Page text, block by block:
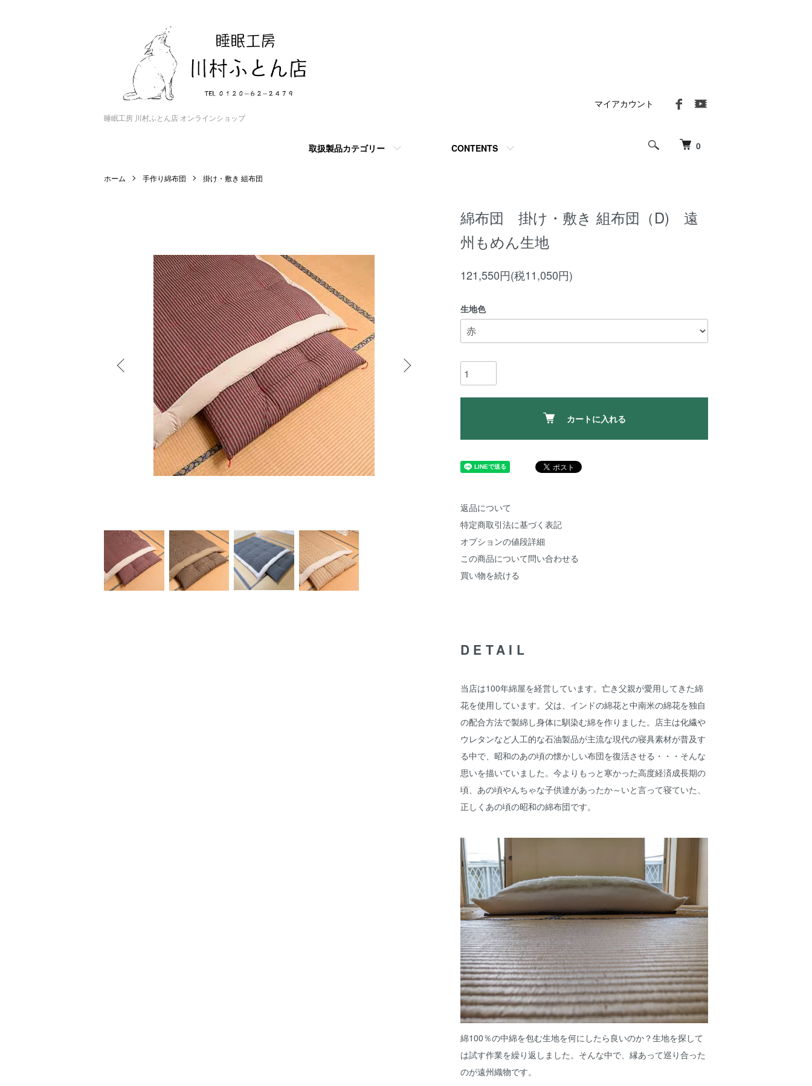
睡眠工房 川村ふとん店 オンラインショップ
0
取扱製品カテゴリー CONTENTS
マイアカウント
ホーム 手作り綿布団 掛け・敷き 組布団
綿布団 掛け・敷き 組布団（D) 遠
州もめん生地
121,550円(税11,050円)
生地色
カートに入れる
返品について
特定商取引法に基づく表記
オプションの値段詳細
この商品について問い合わせる
買い物を続ける
DETAIL
当店は100年綿屋を経営しています。亡き父親が愛用してきた綿
花を使用しています。父は、インドの綿花と中南米の綿花を独自
の配合方法で製綿し身体に馴染む綿を作りました。店主は化繊や
ウレタンなど人工的な石油製品が主流な現代の寝具素材が普及す
る中で、昭和のあの頃の懐かしい布団を復活させる・・・そんな
思いを描いていました。今よりもっと寒かった高度経済成長期の
頃、あの頃やんちゃな子供達があったか～いと言って寝ていた、
正しくあの頃の昭和の綿布団です。
綿100％の中綿を包む生地を何にしたら良いのか？生地を探して
は試す作業を繰り返しました。そんな中で、縁あって巡り合った
のが遠州織物です。